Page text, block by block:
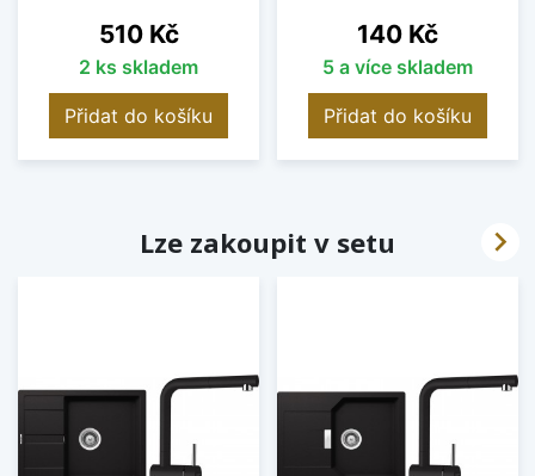
Cena
510 Kč
2 ks skladem
Přidat do košíku
Cena
140 Kč
5 a více skladem
Přidat do košíku
Lze zakoupit v setu 